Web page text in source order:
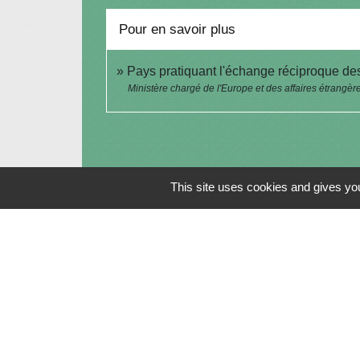
Pour en savoir plus
Pays pratiquant l'échange réciproque
Ministère chargé de l'Europe et des affaires
This site uses cookies and gives